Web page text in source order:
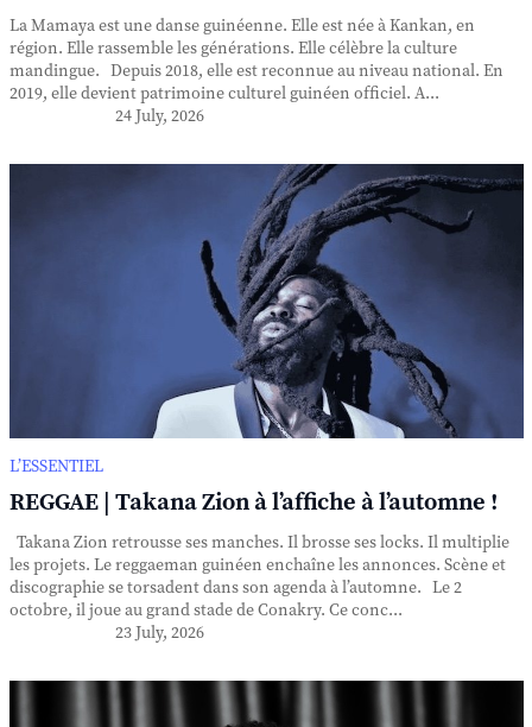
La Mamaya est une danse guinéenne. Elle est née à Kankan, en
région. Elle rassemble les générations. Elle célèbre la culture
mandingue. Depuis 2018, elle est reconnue au niveau national. En
2019, elle devient patrimoine culturel guinéen officiel. A...
24 July, 2026
L’ESSENTIEL
REGGAE | Takana Zion à l’affiche à l’automne !
Takana Zion retrousse ses manches. Il brosse ses locks. Il multiplie
les projets. Le reggaeman guinéen enchaîne les annonces. Scène et
discographie se torsadent dans son agenda à l’automne. Le 2
octobre, il joue au grand stade de Conakry. Ce conc...
23 July, 2026